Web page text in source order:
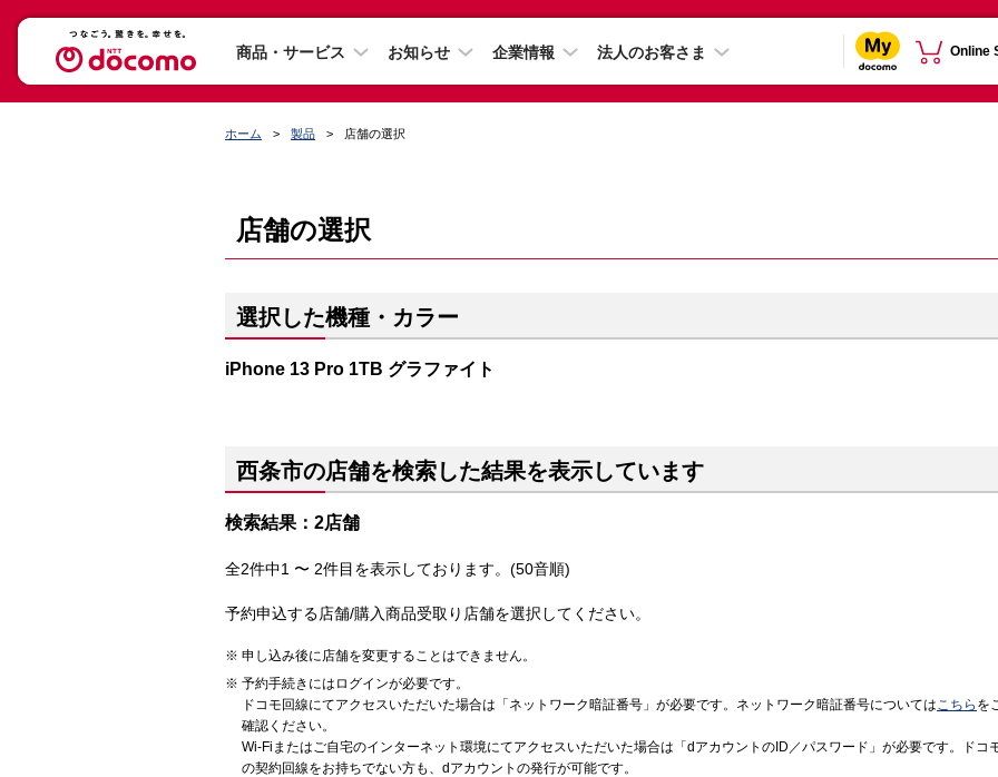
商品・サービス お知らせ 企業情報 法人のお客さま Online
ホーム 製品 店舗の選択
店舗の選択
選択した機種・カラー
iPhone 13 Pro 1TB グラファイト
西条市の店舗を検索した結果を表示しています
検索結果：2店舗
全2件中1 〜 2件目を表示しております。(50音順)
予約申込する店舗/購入商品受取り店舗を選択してください。
申し込み後に店舗を変更することはできません。
予約手続きにはログインが必要です。
ドコモ回線にてアクセスいただいた場合は「ネットワーク暗証番号」が必要です。ネットワーク暗証番号についてはこちら を
確認ください。
Wi-Fiまたはご自宅のインターネット環境にてアクセスいただいた場合は「dアカウントのID／パスワード」が必要です。ドコ
の契約回線をお持ちでない方も、dアカウントの発行が可能です。